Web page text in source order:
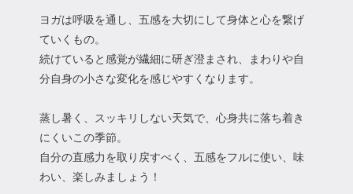
ヨガは呼吸を通し、五感を大切にして身体と心を繋げ
ていくもの。
続けていると感覚が繊細に研ぎ澄まされ、まわりや自
分自身の小さな変化を感じやすくなります。
蒸し暑く、スッキリしない天気で、心身共に落ち着き
にくいこの季節。
自分の直感力を取り戻すべく、五感をフルに使い、味
わい、楽しみましょう！